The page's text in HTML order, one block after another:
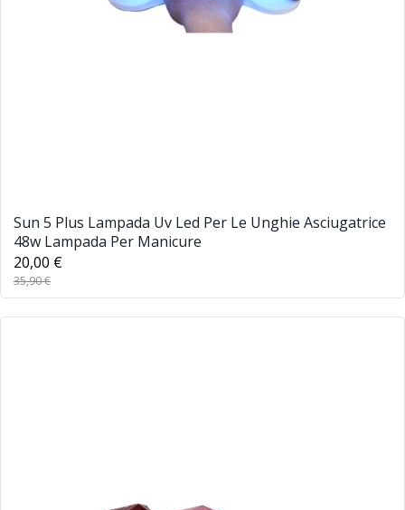
Sun 5 Plus Lampada Uv Led Per Le Unghie Asciugatrice
48w Lampada Per Manicure
20,00 €
35,90 €